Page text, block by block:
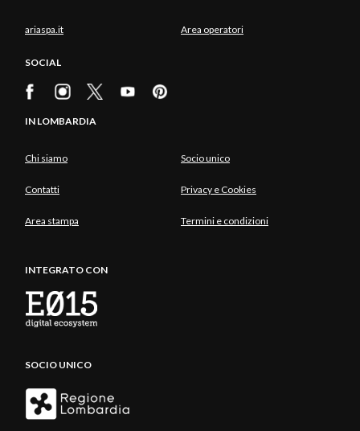
ariaspa.it Area operatori
SOCIAL
IN LOMBARDIA
Chi siamo Socio unico
Contatti Privacy e Cookies
Area stampa Termini e condizioni
INTEGRATO CON
SOCIO UNICO